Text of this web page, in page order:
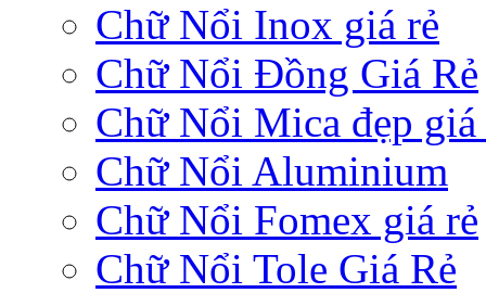
Chữ Nổi Inox giá rẻ
Chữ Nổi Đồng Giá Rẻ
Chữ Nổi Mica đẹp giá
Chữ Nổi Aluminium
Chữ Nổi Fomex giá rẻ
Chữ Nổi Tole Giá Rẻ